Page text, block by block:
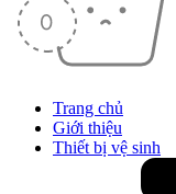
Trang chủ
Giới thiệu
Thiết bị vệ sinh